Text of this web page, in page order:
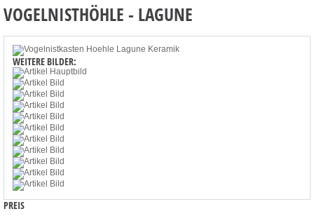
VOGELNISTHÖHLE - LAGUNE
WEITERE BILDER:
PREIS